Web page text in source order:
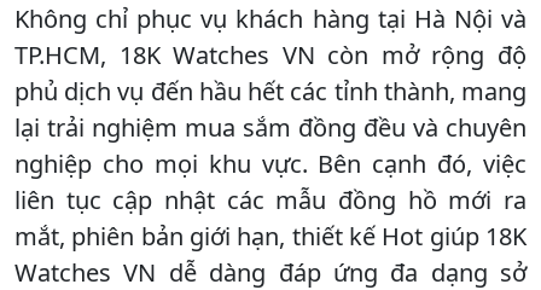
Không chỉ phục vụ khách hàng tại Hà Nội và
TP.HCM, 18K Watches VN còn mở rộng độ
phủ dịch vụ đến hầu hết các tỉnh thành, mang
lại trải nghiệm mua sắm đồng đều và chuyên
nghiệp cho mọi khu vực. Bên cạnh đó, việc
liên tục cập nhật các mẫu đồng hồ mới ra
mắt, phiên bản giới hạn, thiết kế Hot giúp 18K
Watches VN dễ dàng đáp ứng đa dạng sở